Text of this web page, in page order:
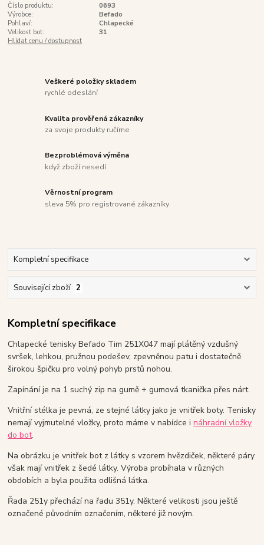
Číslo produktu:
0693
Výrobce:
Befado
Pohlaví:
Chlapecké
Velikost bot:
31
Hlídat cenu / dostupnost
Veškeré položky skladem
rychlé odeslání
Kvalita prověřená zákazníky
za svoje produkty ručíme
Bezproblémová výměna
když zboží nesedí
Věrnostní program
sleva 5% pro registrované zákazníky
Kompletní specifikace
Související zboží 2
Kompletní specifikace
Chlapecké tenisky Befado Tim 251X047 mají plátěný vzdušný
svršek, lehkou, pružnou podešev, zpevněnou patu i dostatečně
širokou špičku pro volný pohyb prstů nohou.
Zapínání je na 1 suchý zip na gumě + gumová tkanička přes nárt.
Vnitřní stélka je pevná, ze stejné látky jako je vnitřek boty. Tenisky
nemají vyjmutelné vložky, proto máme v nabídce ináhradní vložky
do bot.
Na obrázku je vnitřek bot z látky s vzorem hvězdiček, některé páry
však mají vnitřek z šedé látky. Výroba probíhala v různých
obdobích a byla použita odlišná látka.
Řada 251y přechází na řadu 351y. Některé velikosti jsou ještě
označené původním označením, některé již novým.